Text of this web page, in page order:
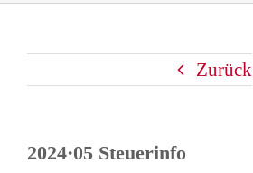
Zurück
2024·05 Steuerinfo